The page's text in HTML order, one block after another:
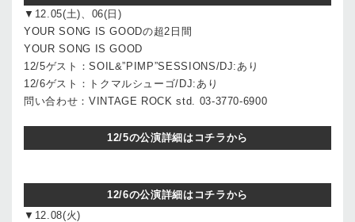
▼12.05(土)、06(日)
YOUR SONG IS GOODの超2日間
YOUR SONG IS GOOD
12/5ゲスト：SOIL&”PIMP”SESSIONS/DJ:あり
12/6ゲスト：トクマルシューゴ/DJ:あり
問い合わせ：VINTAGE ROCK std. 03-3770-6900
12/5の公演詳細はコチラから
12/6の公演詳細はコチラから
▼12.08(火)